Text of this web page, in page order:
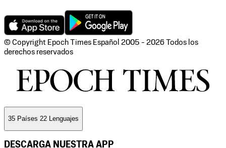
© Copyright Epoch Times Español 2005 - 2026 Todos los
derechos reservados
35 Países 22 Lenguajes
DESCARGA NUESTRA APP